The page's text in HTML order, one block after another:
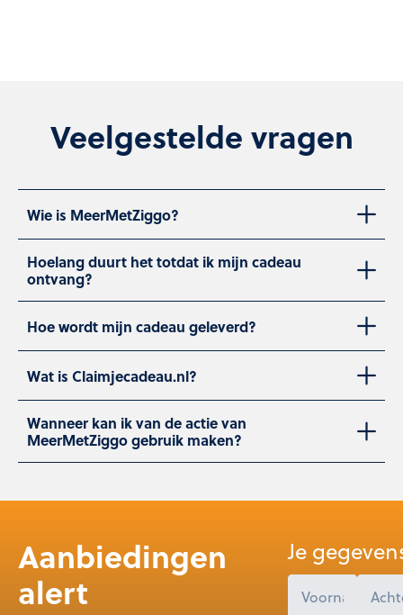
Veelgestelde vragen
Wie is MeerMetZiggo?
Hoelang duurt het totdat ik mijn cadeau
ontvang?
Hoe wordt mijn cadeau geleverd?
Wat is Claimjecadeau.nl?
Wanneer kan ik van de actie van
MeerMetZiggo gebruik maken?
Aanbiedingen
alert
Je